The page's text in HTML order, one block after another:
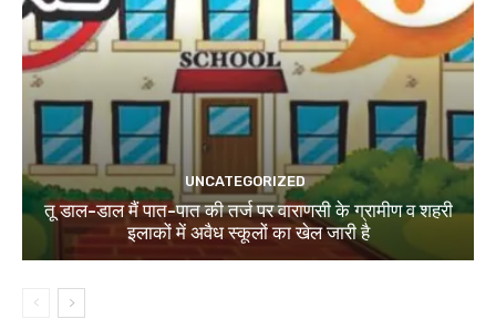
UNCATEGORIZED
तू डाल-डाल मैं पात-पात की तर्ज पर वाराणसी के ग्रामीण व शहरी
इलाकों में अवैध स्कूलों का खेल जारी है